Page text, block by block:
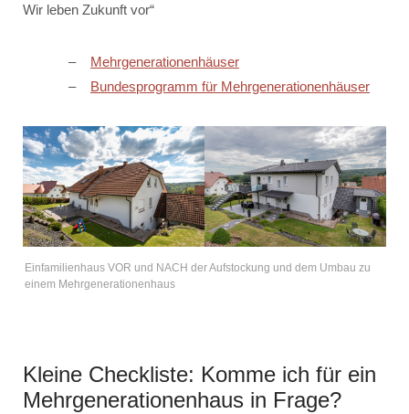
Wir leben Zukunft vor“
Mehrgenerationenhäuser
Bundesprogramm für Mehrgenerationenhäuser
Einfamilienhaus VOR und NACH der Aufstockung und dem Umbau zu
einem Mehrgenerationenhaus
Kleine Checkliste: Komme ich für ein
Mehrgenerationenhaus in Frage?